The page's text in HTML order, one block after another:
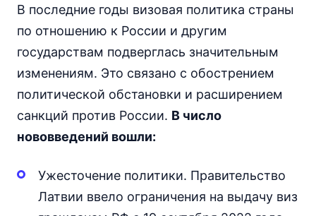
В последние годы визовая политика страны
по отношению к России и другим
государствам подверглась значительным
изменениям. Это связано с обострением
политической обстановки и расширением
санкций против России. В число
нововведений вошли:
Ужесточение политики. Правительство
Латвии ввело ограничения на выдачу виз